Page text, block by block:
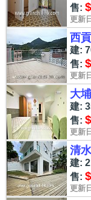
售:
更新
西
建:
售:
更新
大
建:
售:
更新
清
建:
售:
更新